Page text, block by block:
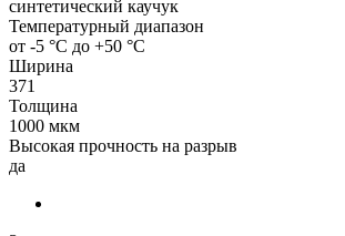
синтетический каучук
Температурный диапазон
от -5 °С до +50 °С
Ширина
371
Толщина
1000 мкм
Высокая прочность на разрыв
да